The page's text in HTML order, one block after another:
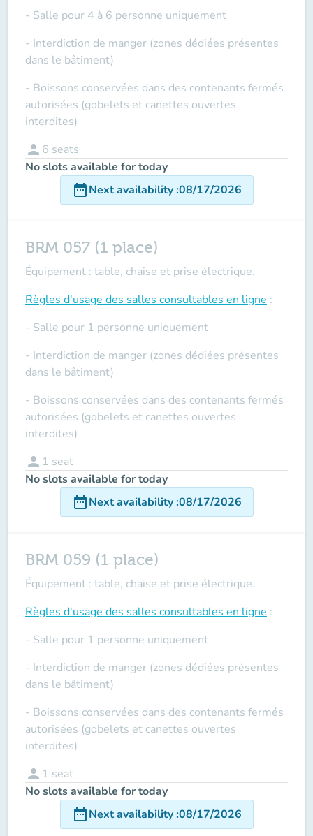
- Salle pour 4 à 6 personne uniquement
- Interdiction de manger (zones dédiées présentes
dans le bâtiment)
- Boissons conservées dans des contenants fermés
autorisées (gobelets et canettes ouvertes
interdites)
person 6 seats
No slots available for today
date_rangeNext availability:08/17/2026
BRM 057 (1 place)
Équipement : table, chaise et prise électrique.
Règles d'usage des salles consultables en ligne :
- Salle pour 1 personne uniquement
- Interdiction de manger (zones dédiées présentes
dans le bâtiment)
- Boissons conservées dans des contenants fermés
autorisées (gobelets et canettes ouvertes
interdites)
person 1 seat
No slots available for today
date_rangeNext availability:08/17/2026
BRM 059 (1 place)
Équipement : table, chaise et prise électrique.
Règles d'usage des salles consultables en ligne :
- Salle pour 1 personne uniquement
- Interdiction de manger (zones dédiées présentes
dans le bâtiment)
- Boissons conservées dans des contenants fermés
autorisées (gobelets et canettes ouvertes
interdites)
person 1 seat
No slots available for today
date_rangeNext availability:08/17/2026